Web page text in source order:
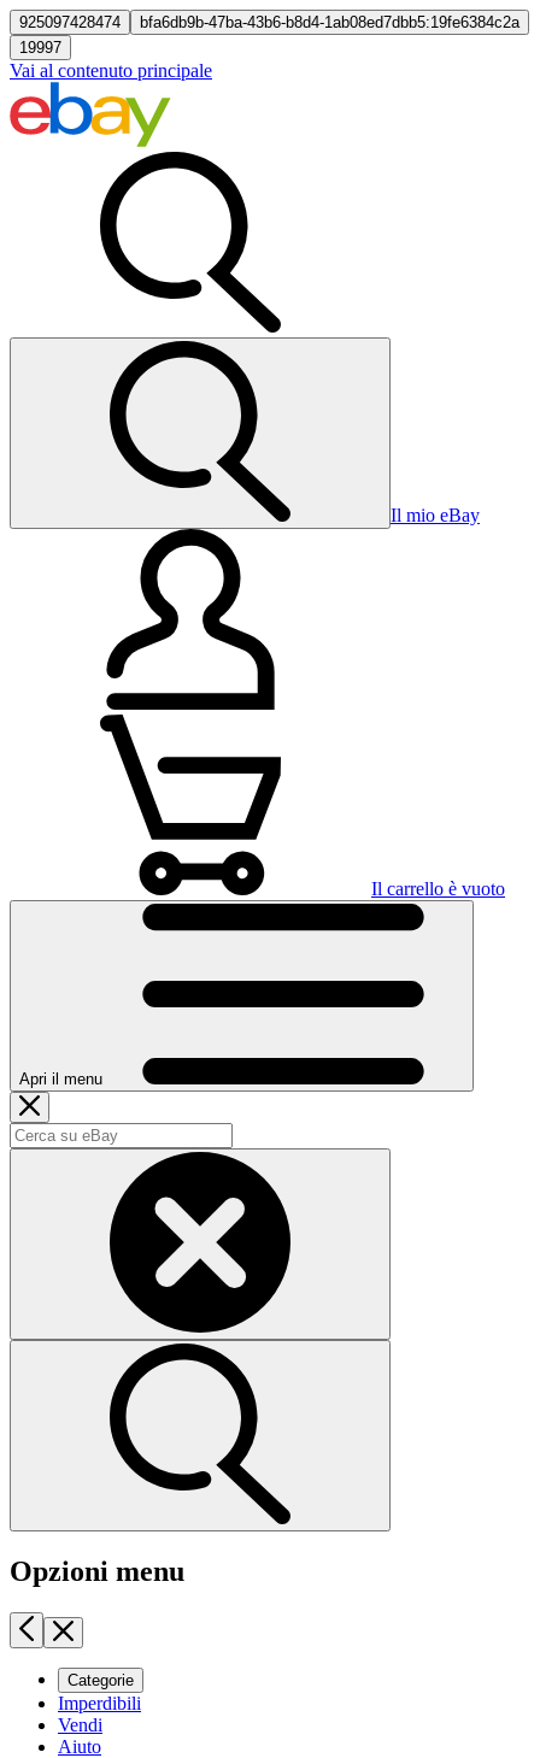
925097428474
bfa6db9b-47ba-43b6-b8d4-1ab08ed7dbb5:19fe6384c2a
19997
Vai al contenuto principale
Il mio eBay
Il carrello è vuoto
Apri il menu
Opzioni menu
Categorie
Imperdibili
Vendi
Aiuto